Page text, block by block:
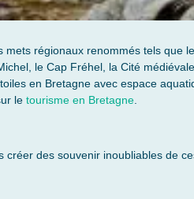
mets régionaux renommés tels que le
le Cap Fréhel, la Cité
en Bretagne avec espace
le tourisme en Bretagne
créer des souvenir inoubliables de